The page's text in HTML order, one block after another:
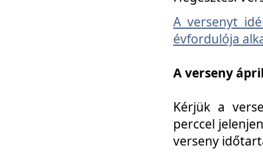
A versenyt
évfordulója
A verseny
Kérjük a
perccel
verseny